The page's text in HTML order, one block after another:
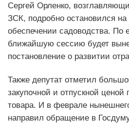
Сергей Орленко,
ЗСК, подробно остановился на
обеспечении садоводства. По
ближайшую сессию будет
постановление о развитии
Также депутат отметил
закупочной и отпускной ценой
товара. И в феврале
направил обращение в